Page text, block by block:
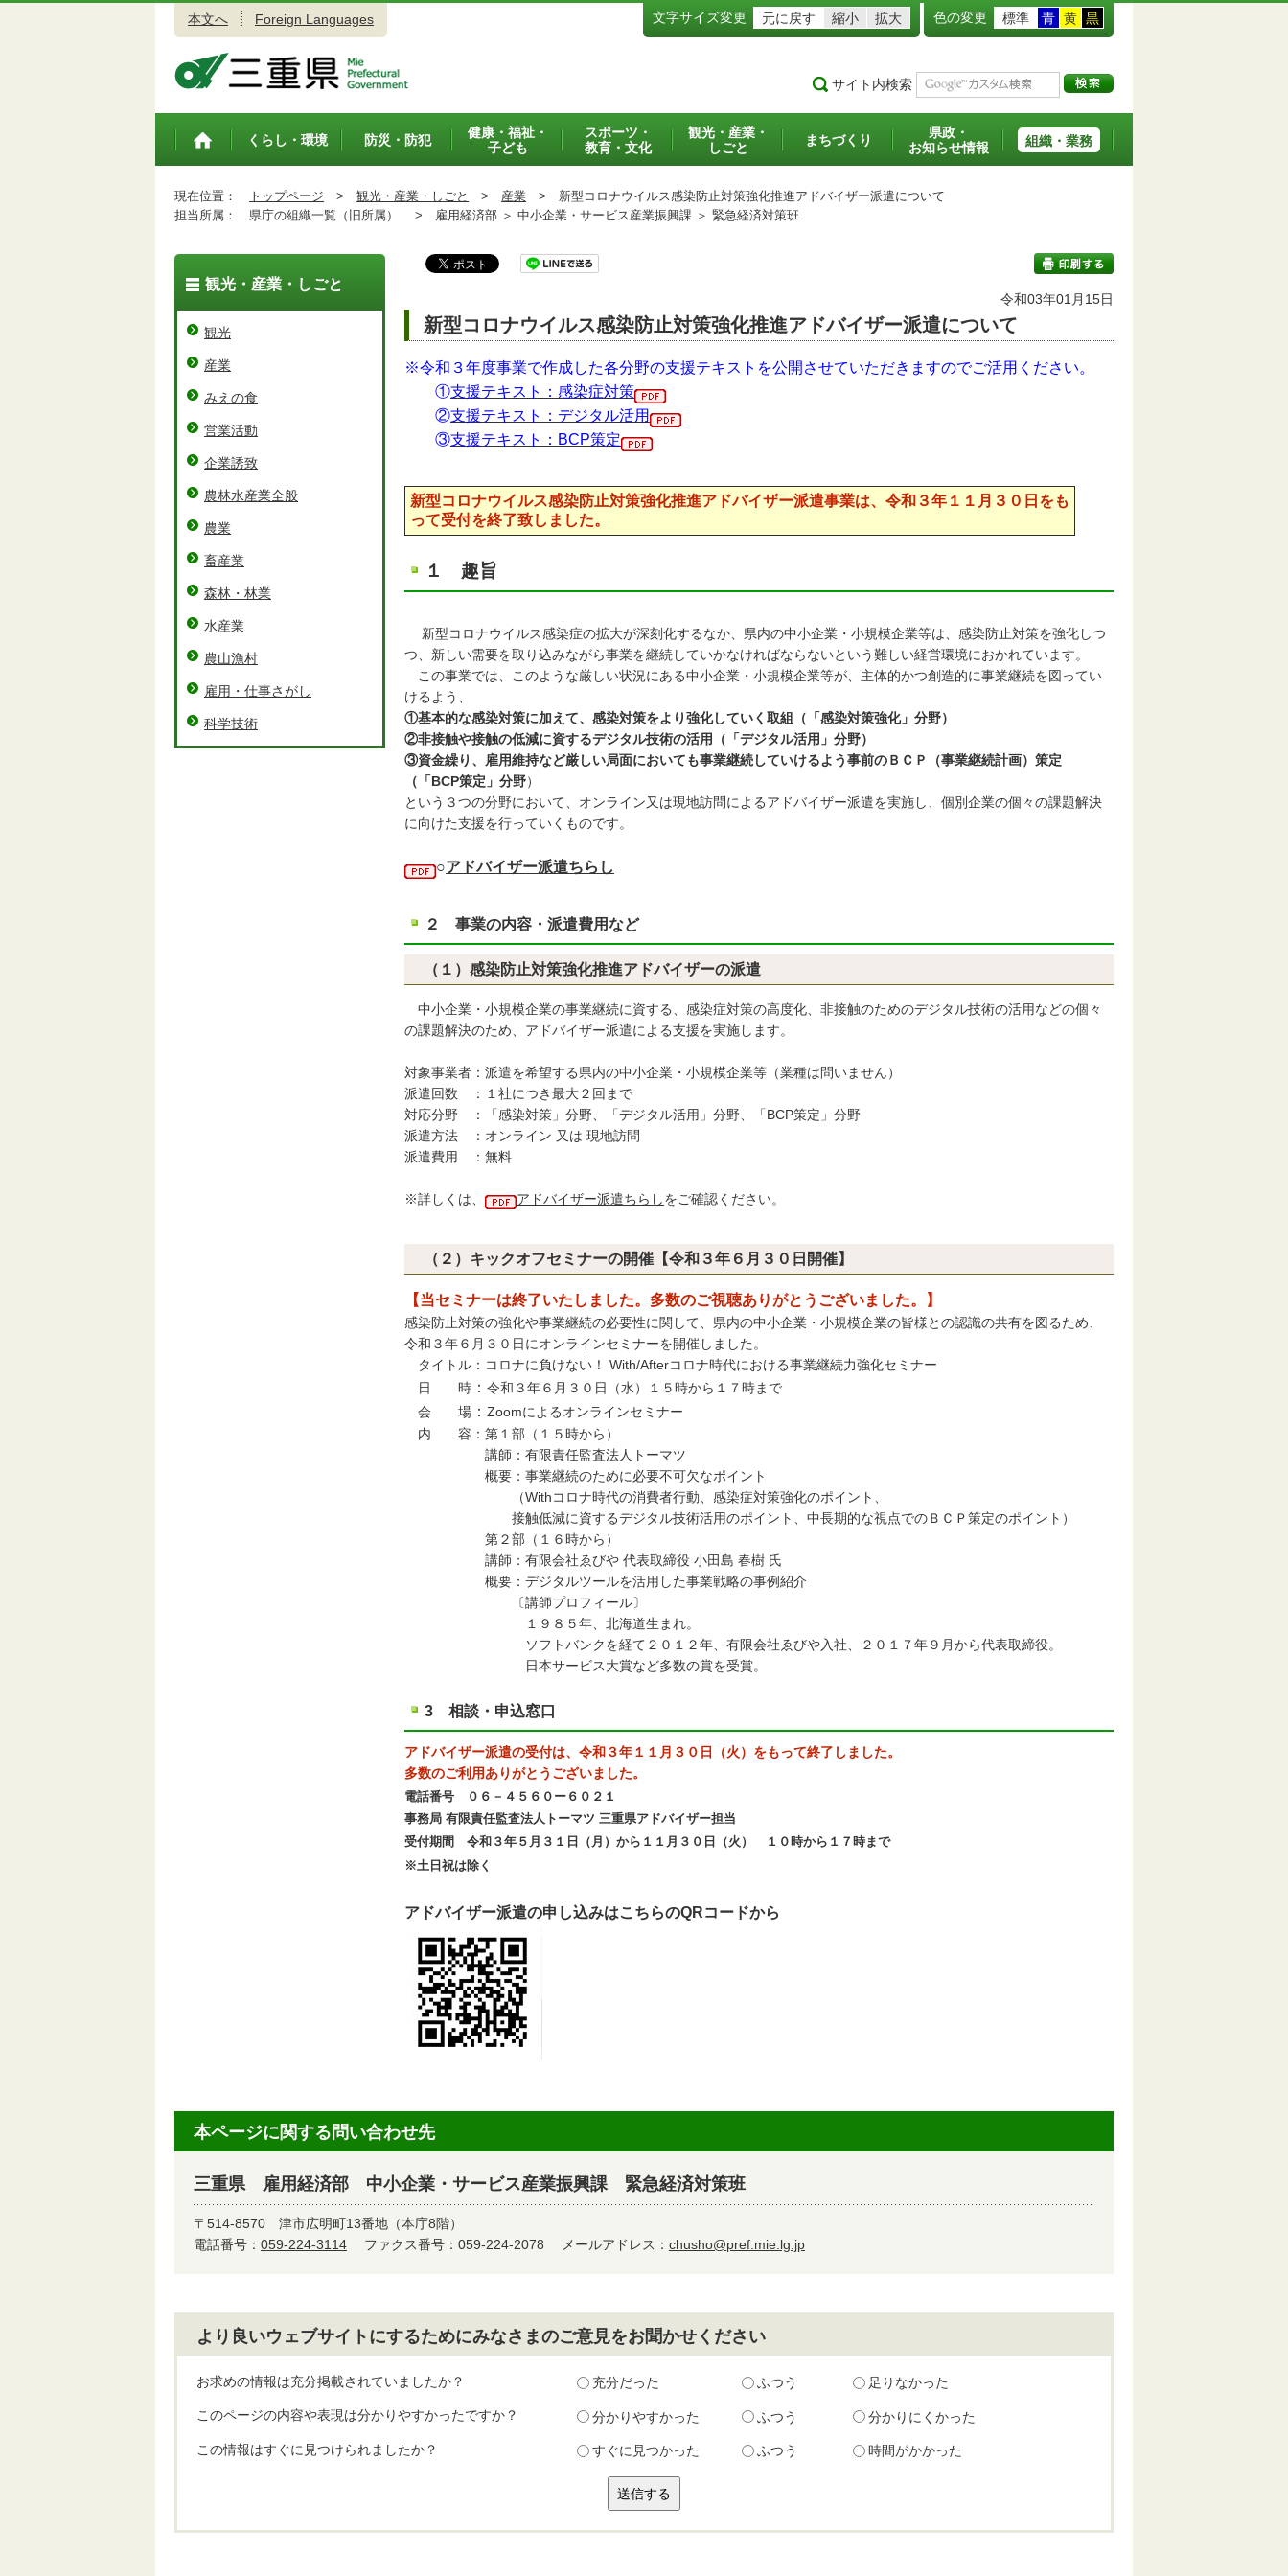
本文へ Foreign Languages 文字サイズ変更 元に戻す 縮小 拡大 色の変更 標準 青 黄 黒
サイト内検索
トップペ
くらし・環境 防災・防犯
健康・福祉・
子ども
スポーツ・
教育・文化
観光・産業・
しごと
まちづくり
県政・
お知らせ情報
組織・業務
現在位置： トップページ > 観光・産業・しごと > 産業 > 新型コロナウイルス感染防止対策強化推進アドバイザー派遣について
担当所属：
県庁の組織一覧（旧所属） > 雇用経済部 ＞ 中小企業・サービス産業振興課 ＞ 緊急経済対策班
印刷する
令和03年01月15日
新型コロナウイルス感染防止対策強化推進アドバイザー派遣について
※令和３年度事業で作成した各分野の支援テキストを公開させていただきますのでご活用ください。
①支援テキスト：感染症対策
②支援テキスト：デジタル活用
③支援テキスト：BCP策定
新型コロナウイルス感染防止対策強化推進アドバイザー派遣事業は、令和３年１１月３０日をも
って受付を終了致しました。
１ 趣旨
新型コロナウイルス感染症の拡大が深刻化するなか、県内の中小企業・小規模企業等は、感染防止対策を強化しつ
つ、新しい需要を取り込みながら事業を継続していかなければならないという難しい経営環境におかれています。
この事業では、このような厳しい状況にある中小企業・小規模企業等が、主体的かつ創造的に事業継続を図ってい
けるよう、
①基本的な感染対策に加えて、感染対策をより強化していく取組（「感染対策強化」分野）
②非接触や接触の低減に資するデジタル技術の活用（「デジタル活用」分野）
③資金繰り、雇用維持など厳しい局面においても事業継続していけるよう事前のＢＣＰ（事業継続計画）策定
（「BCP策定」分野）
という３つの分野において、オンライン又は現地訪問によるアドバイザー派遣を実施し、個別企業の個々の課題解決
に向けた支援を行っていくものです。
○アドバイザー派遣ちらし
２ 事業の内容・派遣費用など
（１）感染防止対策強化推進アドバイザーの派遣
中小企業・小規模企業の事業継続に資する、感染症対策の高度化、非接触のためのデジタル技術の活用などの個々
の課題解決のため、アドバイザー派遣による支援を実施します。
対象事業者：派遣を希望する県内の中小企業・小規模企業等（業種は問いません）
派遣回数 ：１社につき最大２回まで
対応分野 ：「感染対策」分野、「デジタル活用」分野、「BCP策定」分野
派遣方法 ：オンライン 又は 現地訪問
派遣費用 ：無料
※詳しくは、 アドバイザー派遣ちらしをご確認ください。
（２）キックオフセミナーの開催【令和３年６月３０日開催】
【当セミナーは終了いたしました。多数のご視聴ありがとうございました。】
感染防止対策の強化や事業継続の必要性に関して、県内の中小企業・小規模企業の皆様との認識の共有を図るため、
令和３年６月３０日にオンラインセミナーを開催しました。
タイトル：コロナに負けない！ With/Afterコロナ時代における事業継続力強化セミナー
日 時 ： 令和３年６月３０日（水）１５時から１７時まで
会 場 ： Zoomによるオンラインセミナー
内 容：第１部（１５時から）
講師：有限責任監査法人トーマツ
概要：事業継続のために必要不可欠なポイント
（Withコロナ時代の消費者行動、感染症対策強化のポイント、
接触低減に資するデジタル技術活用のポイント、中長期的な視点でのＢＣＰ策定のポイント）
第２部（１６時から）
講師：有限会社ゑびや 代表取締役 小田島 春樹 氏
概要：デジタルツールを活用した事業戦略の事例紹介
〔講師プロフィール〕
１９８５年、北海道生まれ。
ソフトバンクを経て２０１２年、有限会社ゑびや入社、２０１７年９月から代表取締役。
日本サービス大賞など多数の賞を受賞。
3 相談・申込窓口
アドバイザー派遣の受付は、令和３年１１月３０日（火）をもって終了しました。
多数のご利用ありがとうございました。
電話番号 ０６－４５６０ー６０２１
事務局 有限責任監査法人トーマツ 三重県アドバイザー担当
受付期間 令和３年５月３１日（月）から１１月３０日（火） １０時から１７時まで
※土日祝は除く
アドバイザー派遣の申し込みはこちらのQRコードから
観光・産業・しごと
観光
産業
みえの食
営業活動
企業誘致
農林水産業全般
農業
畜産業
森林・林業
水産業
農山漁村
雇用・仕事さがし
科学技術
本ページに関する問い合わせ先
三重県 雇用経済部 中小企業・サービス産業振興課 緊急経済対策班
〒514-8570 津市広明町13番地（本庁8階）
電話番号： 059-224-3114 ファクス番号：059-224-2078 メールアドレス： chusho@pref.mie.lg.jp
より良いウェブサイトにするためにみなさまのご意見をお聞かせください
お求めの情報は充分掲載されていましたか？ 充分だった ふつう 足りなかった
このページの内容や表現は分かりやすかったですか？ 分かりやすかった ふつう 分かりにくかった
この情報はすぐに見つけられましたか？ すぐに見つかった ふつう 時間がかかった